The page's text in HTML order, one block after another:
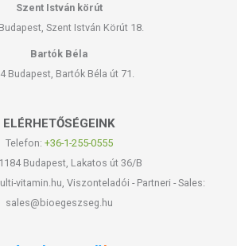
Szent István körút
Szent István Körút 18.
Bartók Béla
Budapest, Bartók Béla út 71.
ELÉRHETŐSÉGEINK
Telefon: +36-1-255-0555
Budapest, Lakatos út 36/B
vitamin.hu, Viszonteladói - Partneri - Sales:
sales@bioegeszseg.hu